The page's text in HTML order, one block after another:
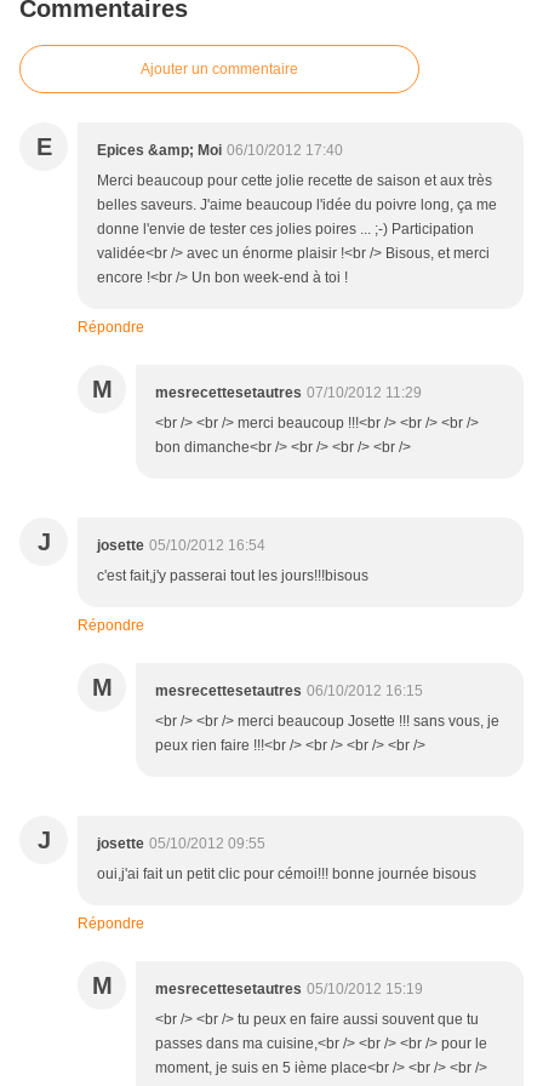
Commentaires
Ajouter un commentaire
E Epices &amp; Moi 06/10/2012 17:40
Merci beaucoup pour cette jolie recette de saison et aux très
belles saveurs. J'aime beaucoup l'idée du poivre long, ça me
donne l'envie de tester ces jolies poires ... ;-) Participation
validée<br /> avec un énorme plaisir !<br /> Bisous, et merci
encore !<br /> Un bon week-end à toi !
Répondre
M mesrecettesetautres 07/10/2012 11:29
<br /> <br /> merci beaucoup !!!<br /> <br /> <br />
bon dimanche<br /> <br /> <br /> <br />
J josette 05/10/2012 16:54
c'est fait,j'y passerai tout les jours!!!bisous
Répondre
M mesrecettesetautres 06/10/2012 16:15
<br /> <br /> merci beaucoup Josette !!! sans vous, je
peux rien faire !!!<br /> <br /> <br /> <br />
J josette 05/10/2012 09:55
oui,j'ai fait un petit clic pour cémoi!!! bonne journée bisous
Répondre
M mesrecettesetautres 05/10/2012 15:19
<br /> <br /> tu peux en faire aussi souvent que tu
passes dans ma cuisine,<br /> <br /> <br /> pour le
moment, je suis en 5 ième place<br /> <br /> <br />